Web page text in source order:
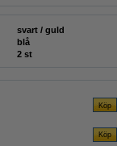
svart / guld
blå
2 st